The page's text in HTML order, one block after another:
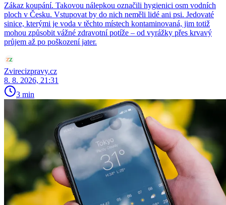
Zákaz koupání. Takovou nálepkou označili hygienici osm vodních
ploch v Česku. Vstupovat by do nich neměli lidé ani psi. Jedovaté
sinice, kterými je voda v těchto místech kontaminovaná, jim totiž
mohou způsobit vážné zdravotní potíže – od vyrážky přes krvavý
průjem až po poškození jater.
Zvirecizpravy.cz
8. 8. 2026, 21:31
3 min